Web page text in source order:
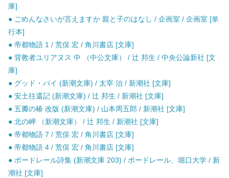
庫]
● ごめんなさいが言えますか 親と子のはなし / 企画室 / 企画室 [単
行本]
● 帝都物語 1 / 荒俣 宏 / 角川書店 [文庫]
● 背教者ユリアヌス 中 （中公文庫） / 辻 邦生 / 中央公論新社 [文
庫]
● グッド・バイ (新潮文庫) / 太宰 治 / 新潮社 [文庫]
● 安土往還記 (新潮文庫) / 辻 邦生 / 新潮社 [文庫]
● 五瓣の椿 改版 (新潮文庫) / 山本周五郎 / 新潮社 [文庫]
● 北の岬 （新潮文庫） / 辻 邦生 / 新潮社 [文庫]
● 帝都物語 7 / 荒俣 宏 / 角川書店 [文庫]
● 帝都物語 4 / 荒俣 宏 / 角川書店 [文庫]
● ボードレール詩集 (新潮文庫 203) / ボードレール、堀口大学 / 新
潮社 [文庫]